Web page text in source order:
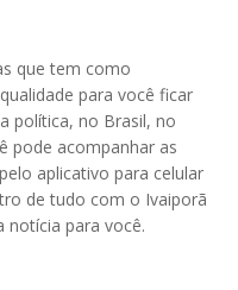
que tem como
para você ficar
política, no Brasil, no
pode acompanhar as
aplicativo para celular
de tudo com o Ivaiporã
notícia para você.